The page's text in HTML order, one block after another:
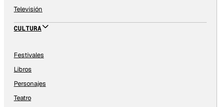
Televisión
CULTURA
Festivales
Libros
Personajes
Teatro